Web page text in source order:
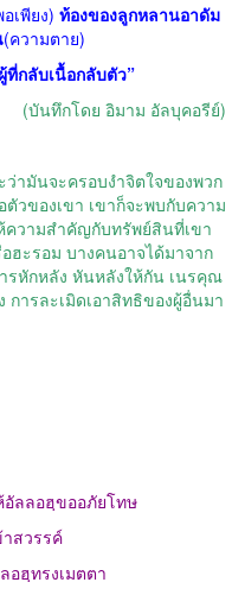
เพียง) ท้องของลูกหลานอาดัม
(ความตาย)
ที่กลับเนื้อกลับตัว”
(บันทึกโดย อิมาม อัลบุคอรีย์)
มันจะครอบงำจิตใจของพวก
วของเขา เขาก็จะพบกับความ
ความสำคัญกับทรัพย์สินที่เขา
ฮะรอม บางคนอาจได้มาจาก
รหักหลัง หันหลังให้กัน เนรคุณ
ารละเมิดเอาสิทธิของผู้อื่นมา
อัลลอฮฺขออภัยโทษ
สวรรค์
อฮฺทรงเมตตา